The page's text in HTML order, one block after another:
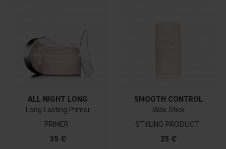
ALL NIGHT LONG
Long Lasting Primer
PRIMER
35 €
SMOOTH CONTROL
Wax Stick
STYLING PRODUCT
25 €